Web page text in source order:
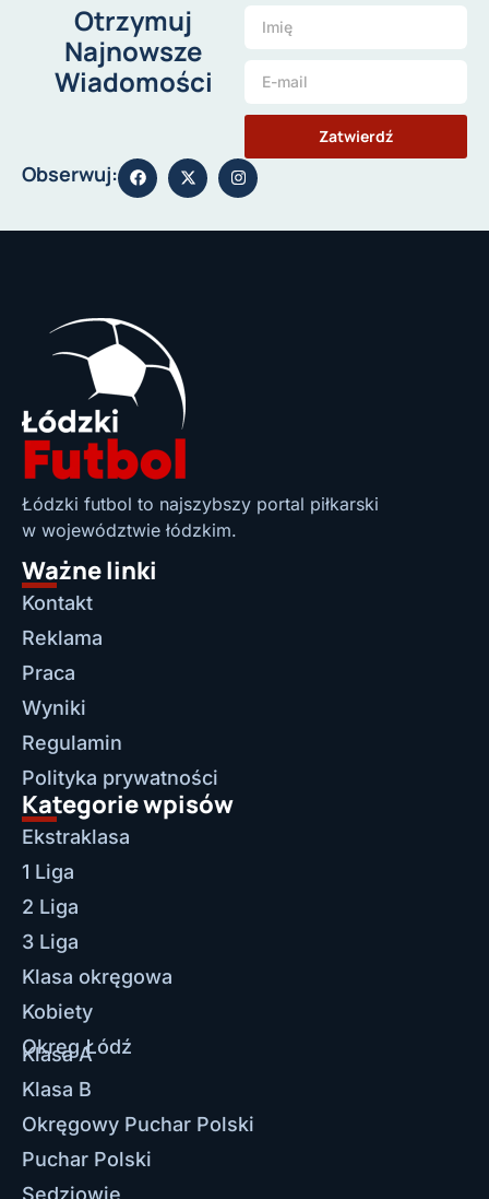
Otrzymuj
Najnowsze
Wiadomości
Zatwierdź
Obserwuj:
Łódzki futbol to najszybszy portal piłkarski
w województwie łódzkim.
Ważne linki
Kontakt
Reklama
Praca
Wyniki
Regulamin
Polityka prywatności
Kategorie wpisów
Ekstraklasa
1 Liga
2 Liga
3 Liga
Klasa okręgowa
Kobiety
Okręg Łódź
Klasa A
Klasa B
Okręgowy Puchar Polski
Puchar Polski
Sędziowie